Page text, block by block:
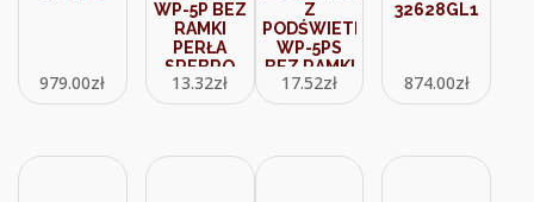
979.00zł
WP-5P BEZ
RAMKI
PERŁA
SREBRO
9000053
13.32zł
Z
PODŚWIETLENIEM
WP-5PS
BEZ RAMKI
PERŁA
SREBRO
17.52zł
32628GL1
874.00zł